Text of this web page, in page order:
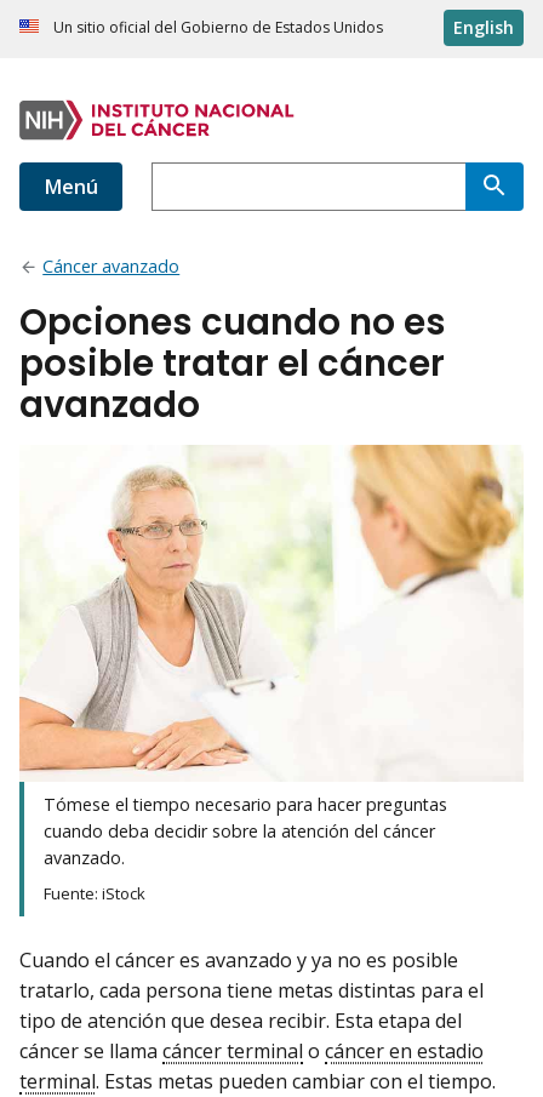
Un sitio oficial del Gobierno de Estados Unidos English
Menú
Cáncer avanzado
Opciones cuando no es
posible tratar el cáncer
avanzado
Tómese el tiempo necesario para hacer preguntas
cuando deba decidir sobre la atención del cáncer
avanzado.
Fuente: iStock
Cuando el cáncer es avanzado y ya no es posible
tratarlo, cada persona tiene metas distintas para el
tipo de atención que desea recibir. Esta etapa del
cáncer se llama cáncer terminal o cáncer en estadio
terminal. Estas metas pueden cambiar con el tiempo.